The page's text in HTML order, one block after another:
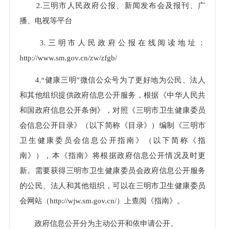
2.三明市人民政府公报、新闻发布会及报刊、广
播、电视等平台
3.三明市人民政府公报在线阅读地址：
http://www.sm.gov.cn/zw/zfgb/
4.“健康三明”微信公众号为了更好地为公民、法人
和其他组织提供政府信息公开服务，根据《中华人民共
和国政府信息公开条例》，对照《三明市卫生健康委员
会信息公开目录》（以下简称《目录》）编制《三明市
卫生健康委员会信息公开指南》（以下简称《指
南》），本《指南》将根据政府信息公开情况及时更
新。需要获得三明市卫生健康委员会政府信息公开服务
的公民、法人和其他组织，可以在三明市卫生健康委员
会网站（http://wjw.sm.gov.cn/）上查阅《指南》。
政府信息公开分为主动公开和依申请公开。